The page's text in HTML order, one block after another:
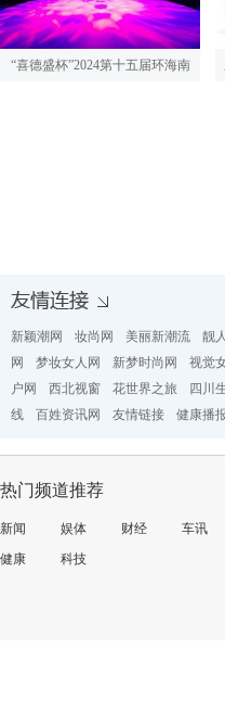
“喜德盛杯”2024第十五届环海南
新颖潮网 妆尚网 美丽新潮流 靓
网
梦妆女人网 新梦时尚网 视觉
户网
西北视窗 花世界之旅 四川
线
百姓资讯网 友情链接 健康播
热门频道推荐
新闻 娱体 财经
车讯
健康
科技